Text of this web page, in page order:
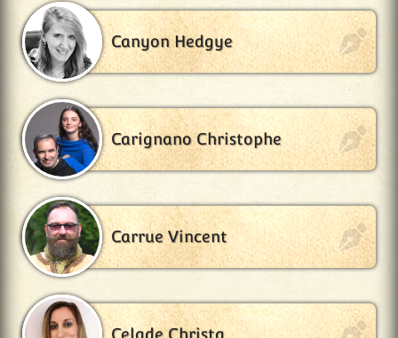
Canyon Hedgye
Carignano Christophe
Carrue Vincent
Celade Christa